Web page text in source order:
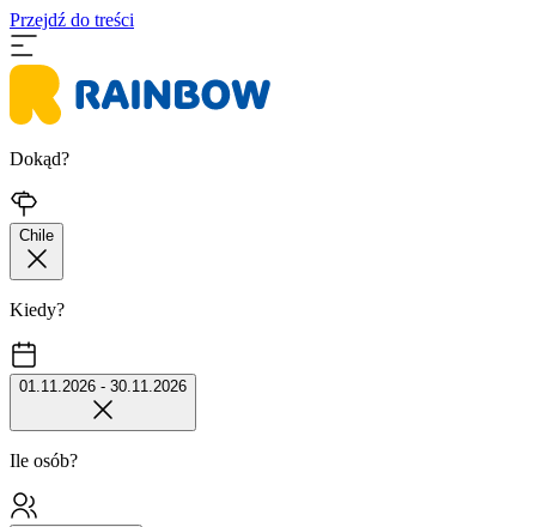
Przejdź do treści
Dokąd?
Chile
Kiedy?
01.11.2026 - 30.11.2026
Ile osób?